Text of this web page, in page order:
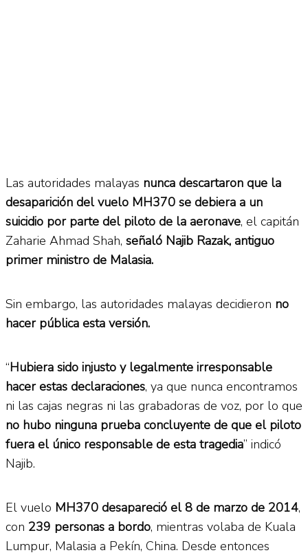
Las autoridades malayas nunca descartaron que la
desaparición del vuelo MH370 se debiera a un
suicidio por parte del piloto de la aeronave, el capitán
Zaharie Ahmad Shah, señaló Najib Razak, antiguo
primer ministro de Malasia.
Sin embargo, las autoridades malayas decidieron no
hacer pública esta versión.
“Hubiera sido injusto y legalmente irresponsable
hacer estas declaraciones, ya que nunca encontramos
ni las cajas negras ni las grabadoras de voz, por lo que
no hubo ninguna prueba concluyente de que el piloto
fuera el único responsable de esta tragedia” indicó
Najib.
El vuelo MH370 desapareció el 8 de marzo de 2014,
con 239 personas a bordo, mientras volaba de Kuala
Lumpur, Malasia a Pekín, China. Desde entonces